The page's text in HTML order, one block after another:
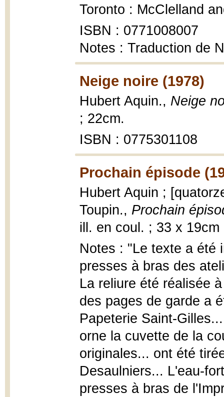
Toronto : McClelland
ISBN : 0771008007
Notes : Traduction de
Neige noire (1978)
Hubert Aquin., Neige
; 22cm.
ISBN : 0775301108
Prochain épisode
Hubert Aquin ;
Toupin., Prochain
ill. en coul. ; 33 x
Notes : "Le texte a été
presses à bras des
La reliure été réalisée
des pages de garde a
Papeterie Saint-
orne la cuvette de la
originales... ont été
Desaulniers... L'eau-
presses à bras de